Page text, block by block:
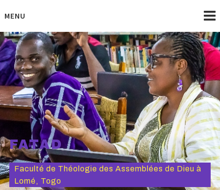
toMENU
FATAD
Faculté de Théologie des Assemblées de Dieu à
Lomé, Togo